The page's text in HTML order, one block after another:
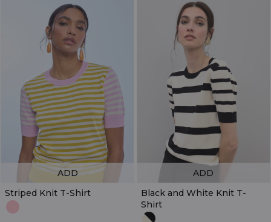
Striped Knit T-Shirt
ADD
Black and White Knit T-
Shirt
ADD